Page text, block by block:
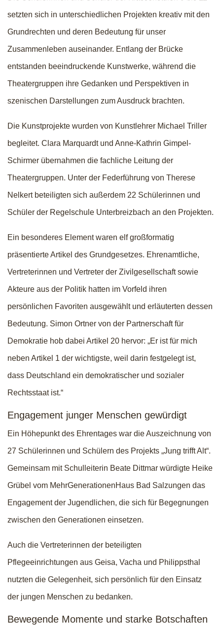
setzten sich in unterschiedlichen Projekten kreativ mit den
Grundrechten und deren Bedeutung für unser
Zusammenleben auseinander. Entlang der Brücke
entstanden beeindruckende Kunstwerke, während die
Theatergruppen ihre Gedanken und Perspektiven in
szenischen Darstellungen zum Ausdruck brachten.
Die Kunstprojekte wurden von Kunstlehrer Michael Triller
begleitet. Clara Marquardt und Anne-Kathrin Gimpel-
Schirmer übernahmen die fachliche Leitung der
Theatergruppen. Unter der Federführung von Therese
Nelkert beteiligten sich außerdem 22 Schülerinnen und
Schüler der Regelschule Unterbreizbach an den Projekten.
Ein besonderes Element waren elf großformatig
präsentierte Artikel des Grundgesetzes. Ehrenamtliche,
Vertreterinnen und Vertreter der Zivilgesellschaft sowie
Akteure aus der Politik hatten im Vorfeld ihren
persönlichen Favoriten ausgewählt und erläuterten dessen
Bedeutung. Simon Ortner von der Partnerschaft für
Demokratie hob dabei Artikel 20 hervor: „Er ist für mich
neben Artikel 1 der wichtigste, weil darin festgelegt ist,
dass Deutschland ein demokratischer und sozialer
Rechtsstaat ist.“
Engagement junger Menschen gewürdigt
Ein Höhepunkt des Ehrentages war die Auszeichnung von
27 Schülerinnen und Schülern des Projekts „Jung trifft Alt“.
Gemeinsam mit Schulleiterin Beate Dittmar würdigte Heike
Grübel vom MehrGenerationenHaus Bad Salzungen das
Engagement der Jugendlichen, die sich für Begegnungen
zwischen den Generationen einsetzen.
Auch die Vertreterinnen der beteiligten
Pflegeeinrichtungen aus Geisa, Vacha und Philippsthal
nutzten die Gelegenheit, sich persönlich für den Einsatz
der jungen Menschen zu bedanken.
Bewegende Momente und starke Botschaften